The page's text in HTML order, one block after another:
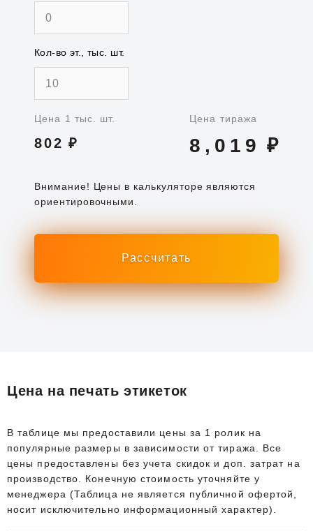
Кол-во эт., тыс. шт.
Цена 1 тыс. шт.
802 ₽
Цена тиража
8,019 ₽
Внимание! Цены в калькуляторе являются
ориентировочными.
Цена на печать этикеток
В таблице мы предоставили цены за 1 ролик на
популярные размеры в зависимости от тиража. Все
цены предоставлены без учета скидок и доп. затрат на
производство. Конечную стоимость уточняйте у
менеджера (Таблица не является публичной офертой,
носит исключительно информационный характер).